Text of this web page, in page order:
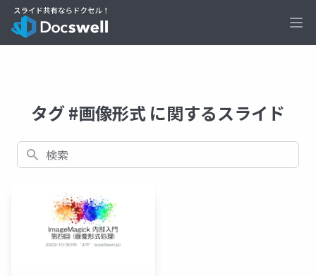
タグ #画像形式 に関するスライド
検索